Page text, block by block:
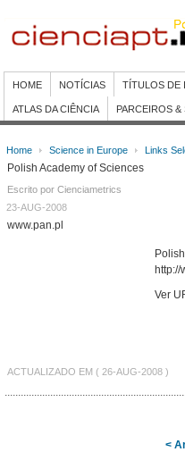
HOME NOTÍCIAS TÍTULOS DE
ATLAS DA CIÊNCIA PARCEIROS
Home Science in Europe Links
Polish Academy of Sciences
Escrito por Cienciametrics
23-AUG-2008
www.pan.pl
http://
Ver
ACTUALIZADO EM ( 26-AUG-2008 )
<